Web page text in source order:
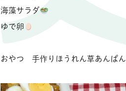
海藻サラダ
ゆで卵
おやつ 手作りほうれん草あんぱん